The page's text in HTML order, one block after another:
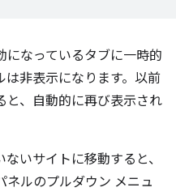
になっているタブに一時的
は非表示になります。以前
と、自動的に再び表示され
いサイトに移動すると、
ネルのプルダウン メニュ